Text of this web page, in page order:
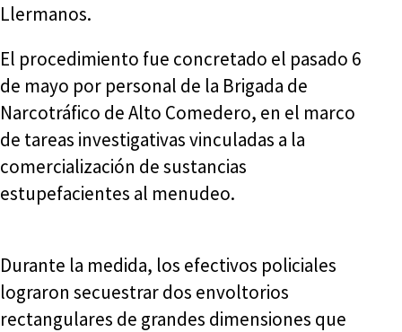
Llermanos.
El procedimiento fue concretado el pasado 6
de mayo por personal de la Brigada de
Narcotráfico de Alto Comedero, en el marco
de tareas investigativas vinculadas a la
comercialización de sustancias
estupefacientes al menudeo.
Durante la medida, los efectivos policiales
lograron secuestrar dos envoltorios
rectangulares de grandes dimensiones que